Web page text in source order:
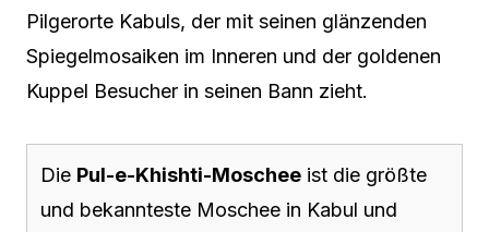
Pilgerorte Kabuls, der mit seinen glänzenden
Spiegelmosaiken im Inneren und der goldenen
Kuppel Besucher in seinen Bann zieht.
Die Pul-e-Khishti-Moschee ist die größte
und bekannteste Moschee in Kabul und